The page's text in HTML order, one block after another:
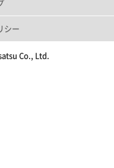
シー
Co., Ltd.